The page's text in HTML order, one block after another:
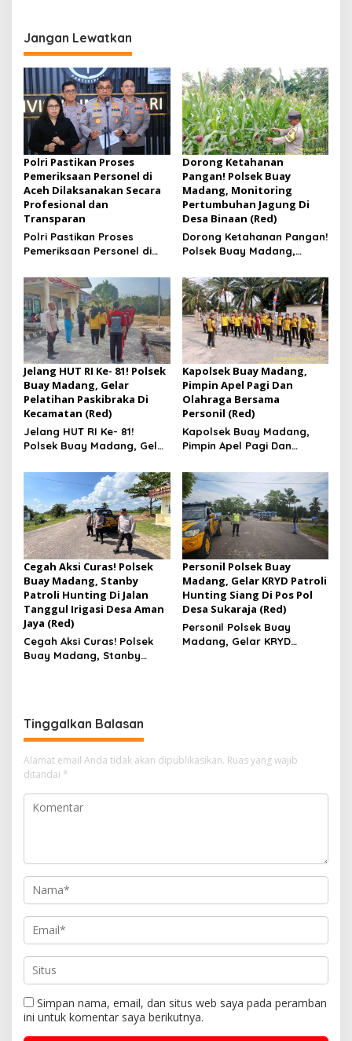
Jangan Lewatkan
Polri Pastikan Proses
Pemeriksaan Personel di
Aceh Dilaksanakan Secara
Profesional dan
Transparan
Polri Pastikan Proses
Pemeriksaan Personel di
Profesional dan
Transparan
Dorong Ketahanan
Pangan! Polsek Buay
Madang, Monitoring
Pertumbuhan Jagung Di
Desa Binaan (Red)
Dorong Ketahanan Pangan!
Polsek Buay Madang,
Jagung Di Desa Binaan
Jelang HUT RI Ke- 81! Polsek
Buay Madang, Gelar
Pelatihan Paskibraka Di
Kecamatan (Red)
Jelang HUT RI Ke- 81!
Polsek Buay Madang, Gelar
Kecamatan
Kapolsek Buay Madang,
Pimpin Apel Pagi Dan
Olahraga Bersama
Personil (Red)
Kapolsek Buay Madang,
Pimpin Apel Pagi Dan
Personil
Cegah Aksi Curas! Polsek
Buay Madang, Stanby
Patroli Hunting Di Jalan
Tanggul Irigasi Desa Aman
Jaya (Red)
Cegah Aksi Curas! Polsek
Buay Madang, Stanby
Personil Polsek Buay
Madang, Gelar KRYD Patroli
Hunting Siang Di Pos Pol
Desa Sukaraja (Red)
Personil Polsek Buay
Madang, Gelar KRYD
Tinggalkan Balasan
Alamat email Anda tidak akan dipublikasikan. Ruas yang wajib
ditandai *
Simpan nama, email, dan situs web saya pada peramban
ini untuk komentar saya berikutnya.